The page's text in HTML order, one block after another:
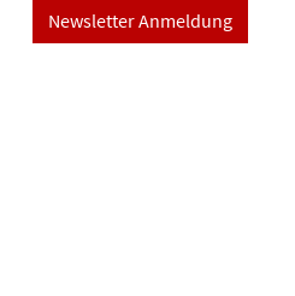
Newsletter Anmeldung